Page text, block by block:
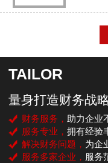
TAILOR
量身打造财务战
财务服务， 助力企业
服务专业，拥有经验
解决财务问题， 为企
服务多家企业， 服务